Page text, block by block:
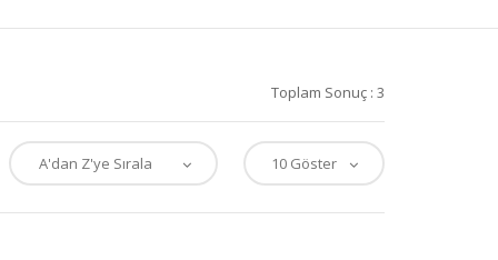
Toplam Sonuç : 3